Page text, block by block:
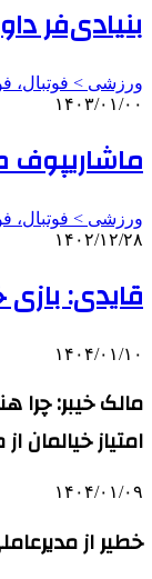
بنیادی‌فر
ورزشی > فوتبال،
۱۴۰۳/۰۱/۰۰
ماشاریپوف
ورزشی > فوتبال،
۱۴۰۲/۱۲/۲۸
قایدی:
۱۴۰۴/۰۱/۱۰
امتیاز خیالمان
۱۴۰۴/۰۱/۰۹
خطیر از